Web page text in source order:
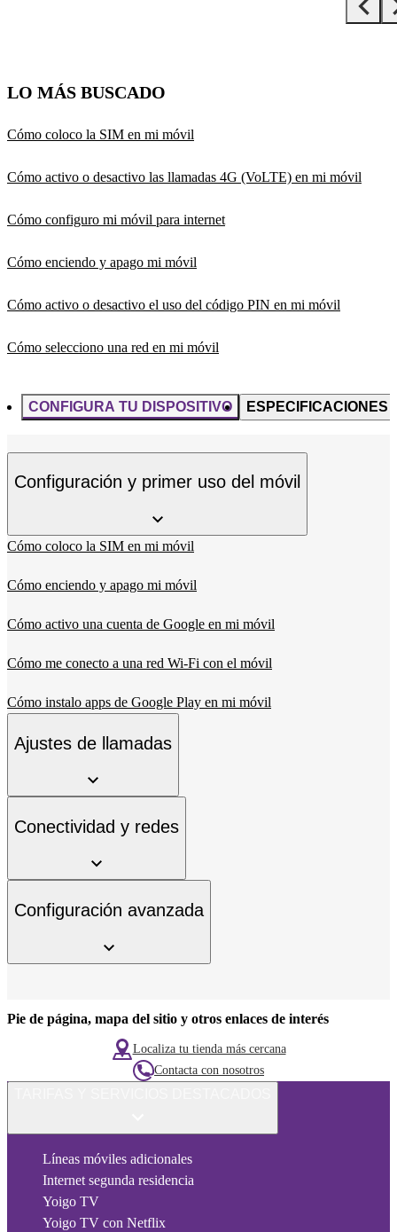
LO MÁS BUSCADO
Cómo coloco la SIM en mi móvil
Cómo activo o desactivo las llamadas 4G (VoLTE) en mi móvil
Cómo configuro mi móvil para internet
Cómo enciendo y apago mi móvil
Cómo activo o desactivo el uso del código PIN en mi móvil
Cómo selecciono una red en mi móvil
CONFIGURA TU DISPOSITIVO ESPECIFICACIONES
Configuración y primer uso del móvil
Cómo coloco la SIM en mi móvil
Cómo enciendo y apago mi móvil
Cómo activo una cuenta de Google en mi móvil
Cómo me conecto a una red Wi-Fi con el móvil
Cómo instalo apps de Google Play en mi móvil
Ajustes de llamadas
Conectividad y redes
Configuración avanzada
Pie de página, mapa del sitio y otros enlaces de interés
Localiza tu tienda más cercana
Contacta con nosotros
Líneas móviles adicionales
Internet segunda residencia
Yoigo TV
Yoigo TV con Netflix